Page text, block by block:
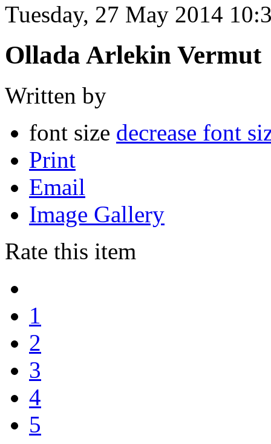
Tuesday, 27 May 2014
Ollada Arlekin Vermut
Written by
font size decrease font
Print
Email
Image Gallery
Rate this item
1
2
3
4
5